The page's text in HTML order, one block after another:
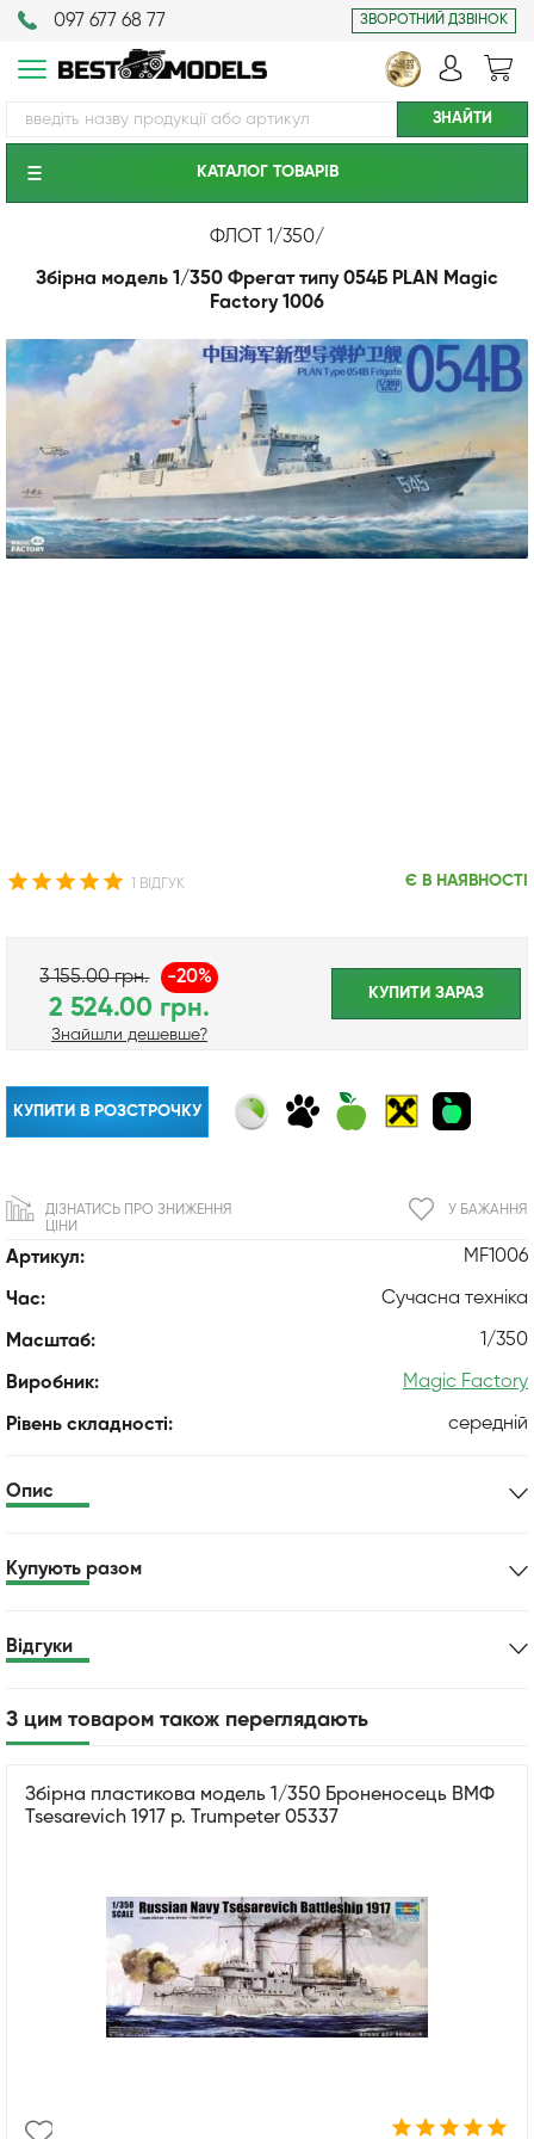
097 677 68 77 ЗВОРОТНИЙ ДЗВІНОК
КАТАЛОГ ТОВАРIВ
ФЛОТ 1/350/
Збірна модель 1/350 Фрегат типу 054Б PLAN Magic
Factory 1006
1 ВІДГУК Є В НАЯВНОСТІ
Артикул: MF1006
Час: Сучасна техніка
Масштаб: 1/350
Виробник: Magic Factory
Рівень складності: середній
3 155.00 грн. -20%
2 524.00 грн.
Знайшли дешевше?
КУПИТИ ЗАРАЗ
КУПИТИ В РОЗСТРОЧКУ
У БАЖАННЯ
ДІЗНАТИСЬ ПРО ЗНИЖЕННЯ
ЦІНИ
Опис
Купують разом
Відгуки
З цим товаром також переглядають
Збірна пластикова модель 1/350 Броненосець ВМФ
Tsesarevich 1917 р. Trumpeter 05337